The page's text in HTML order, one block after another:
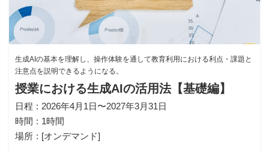
生成AIの基本を理解し、操作体験を通して教育利用における利点・課題と
注意点を説明できるようになる。
授業における生成AIの活用法【基礎編】
日程
2026年4月1日〜2027年3月31日
時間
1時間
場所
[オンデマンド]